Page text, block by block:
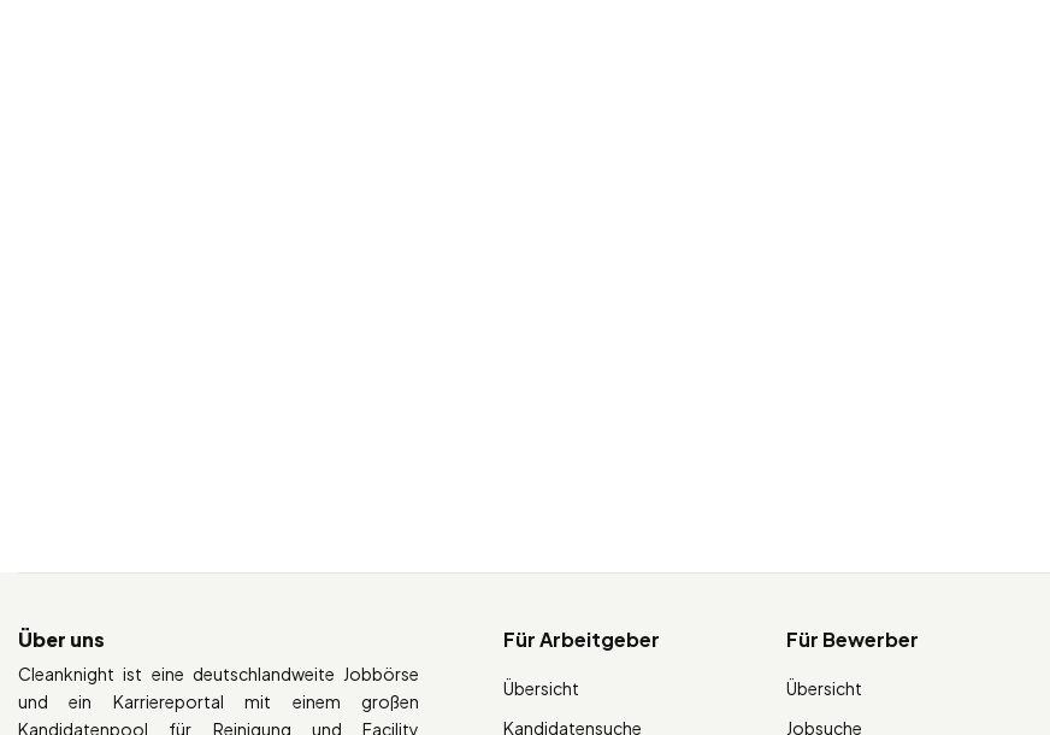
Über uns
Cleanknight ist eine deutschlandweite Jobbörse
und ein Karriereportal mit einem großen
Kandidatenpool für Reinigung und Facility
Für Arbeitgeber
Übersicht
Kandidatensuche
Für Bewerber
Übersicht
Jobsuche